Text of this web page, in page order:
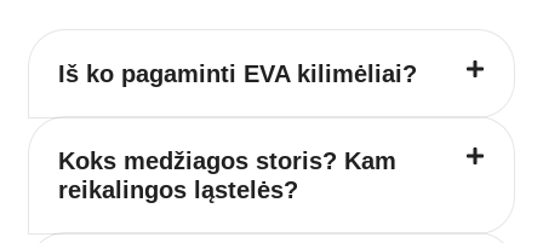
Iš ko pagaminti EVA kilimėliai?
Koks medžiagos storis? Kam
reikalingos ląstelės?